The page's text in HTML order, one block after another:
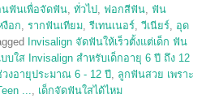
นฟันเพื่อจัดฟัน ทั่วไป ฟอกสีฟัน ฟัน
งือก รากฟันเทียม รีเทนเนอร์ วีเนียร์ อุด
Invisalign จัดฟันให้เร็วตั้งแต่เด็ก ฟัน
บใส Invisalign สำหรับเด็กอายุ 6 ปี ถึง 12
งอายุประมาณ 6 - 12 ปี
ลูกฟันสวย เพราะ
...
เด็กจัดฟันใสได้ไหม